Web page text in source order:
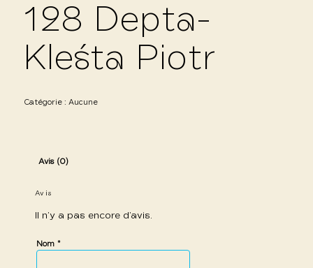
128 Depta-
Kleśta Piotr
Catégorie : Aucune
Avis (0)
Avis
Il n’y a pas encore d’avis.
Nom *